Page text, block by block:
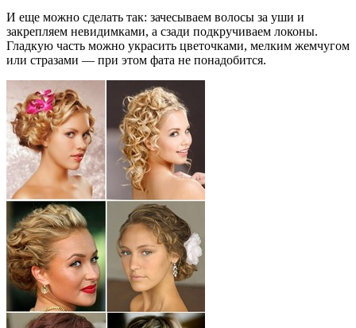
И еще можно сделать так: зачесываем волосы за уши и
закрепляем невидимками, а сзади подкручиваем локоны.
Гладкую часть можно украсить цветочками, мелким жемчугом
или стразами — при этом фата не понадобится.